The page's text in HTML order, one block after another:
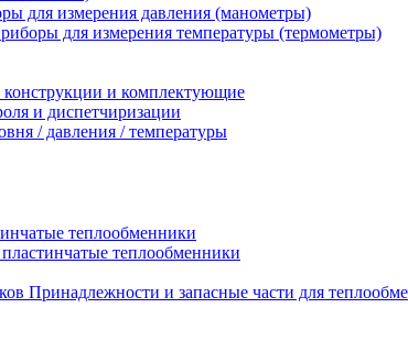
для измерения давления (манометры)
для измерения температуры (термометры)
конструкции и комплектующие
и диспетчиризации
/ давления / температуры
теплообменники
теплообменники
Принадлежности и запасные части для